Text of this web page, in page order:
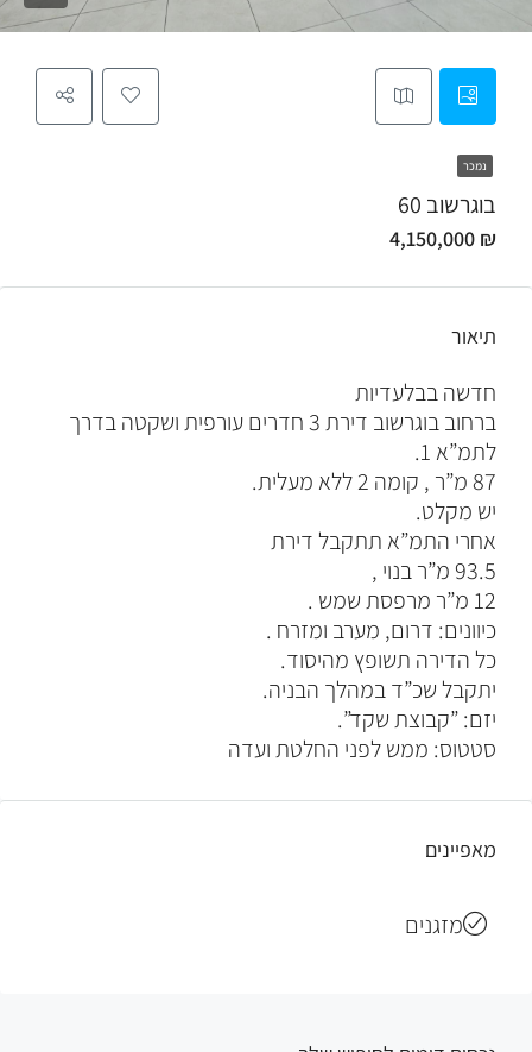
נמכר
בוגרשוב 60
₪ 4,150,000
תיאור
חדשה בבלעדיות
ברחוב בוגרשוב דירת 3 חדרים עורפית ושקטה בדרך
לתמ”א 1.
87 מ”ר , קומה 2 ללא מעלית.
יש מקלט.
אחרי התמ”א תתקבל דירת
93.5 מ”ר בנוי ,
12 מ”ר מרפסת שמש .
כיוונים: דרום, מערב ומזרח .
כל הדירה תשופץ מהיסוד.
יתקבל שכ”ד במהלך הבניה.
יזם: ”קבוצת שקד”.
סטטוס: ממש לפני החלטת ועדה
מאפיינים
מזגנים